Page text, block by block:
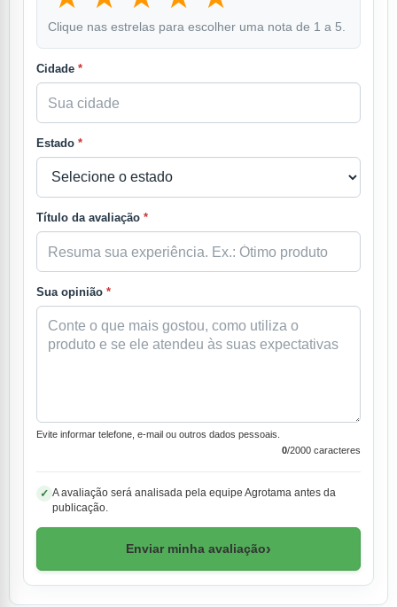
Clique nas estrelas para escolher uma nota de 1 a 5.
Cidade *
Estado *
Título da avaliação *
Sua opinião *
Evite informar telefone, e-mail ou outros dados pessoais.
0/2000 caracteres
✓ A avaliação será analisada pela equipe Agrotama antes da
publicação.
Enviar minha avaliação›